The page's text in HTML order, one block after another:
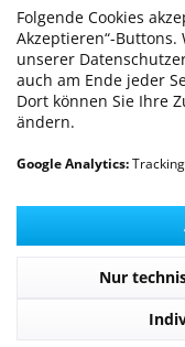
intraartikuläre
Von: Dr. med. vet. Ralf
Mit ZLig steht nun
Folgende Cookies
Akzeptieren“-
unserer
auch am Ende jeder
Dort können Sie Ihre
ändern.
Google Analytics:
Nur